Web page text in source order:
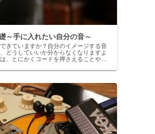
～手に入れたい自分の音～
きていますか？自分のイメージする音
どうしていいか分からなくなりますよ
、とにかくコードを押さえることや、